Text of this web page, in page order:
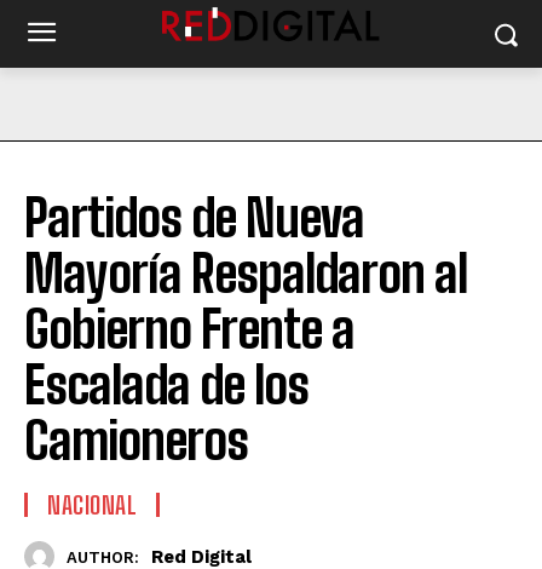
Partidos de Nueva
Mayoría Respaldaron al
Gobierno Frente a
Escalada de los
Camioneros
NACIONAL
AUTHOR: Red Digital